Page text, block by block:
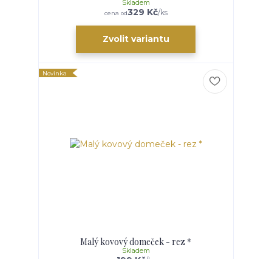
cena od329 Kč/ks
Skladem
Zvolit variantu
Novinka
Malý kovový domeček - rez *
Skladem